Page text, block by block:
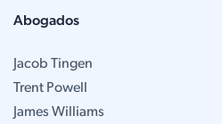
Abogados
Jacob Tingen
Trent Powell
James Williams